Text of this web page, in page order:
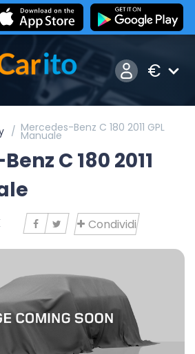
€
Mercedes-Benz C 180 2011 GPL
Manuale
C 180 2011
Condividi